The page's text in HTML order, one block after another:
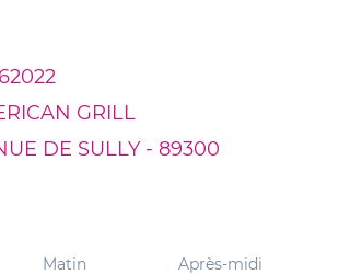
GRILL
DE SULLY - 89300
Matin
Après-midi